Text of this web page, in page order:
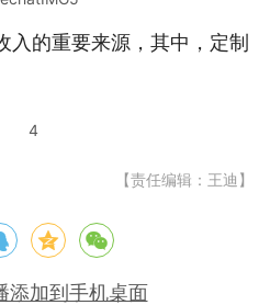
入的重要来源，其中，定制
【责任编辑：王迪】
添加到手机桌面